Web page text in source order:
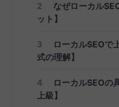
2
なぜローカル
ット】
3
ローカルSEOで
式の理解】
4
ローカルSEOの
上級】